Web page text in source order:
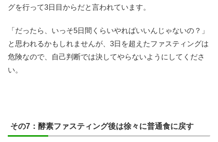
グを行って3日目からだと言われています。
「だったら、いっそ5日間くらいやればいいんじゃないの？」
と思われるかもしれませんが、3日を超えたファスティングは
危険なので、自己判断では決してやらないようにしてくださ
い。
その7：酵素ファスティング後は徐々に普通食に戻す